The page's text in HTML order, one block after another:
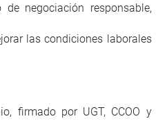
negociación responsable,
las condiciones laborales
firmado por UGT, CCOO y